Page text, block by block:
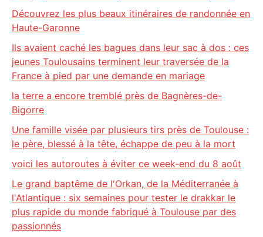
Découvrez les plus beaux itinéraires de randonnée en
Haute-Garonne
Ils avaient caché les bagues dans leur sac à dos : ces
jeunes Toulousains terminent leur traversée de la
France à pied par une demande en mariage
la terre a encore tremblé près de Bagnères-de-
Bigorre
Une famille visée par plusieurs tirs près de Toulouse :
le père, blessé à la tête, échappe de peu à la mort
voici les autoroutes à éviter ce week-end du 8 août
Le grand baptême de l'Orkan, de la Méditerranée à
l'Atlantique : six semaines pour tester le drakkar le
plus rapide du monde fabriqué à Toulouse par des
passionnés